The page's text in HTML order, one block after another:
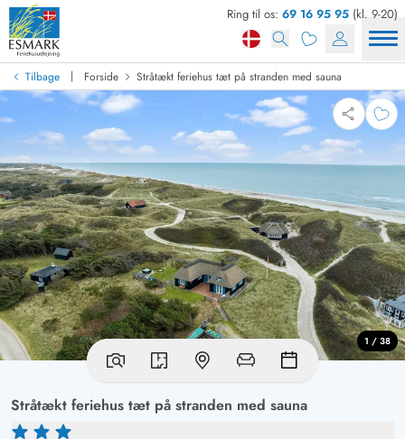
Ring til os: 69 16 95 95 (kl. 9-20)
Tilbage | Forside Stråtækt feriehus tæt på stranden med sauna
Stråtækt feriehus tæt på stranden med sauna
1 / 38